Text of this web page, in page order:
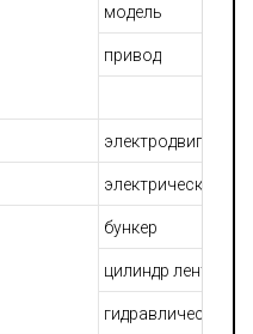
модель
привод
электродвигатель
электрический
бункер
цилиндр
гидравлический